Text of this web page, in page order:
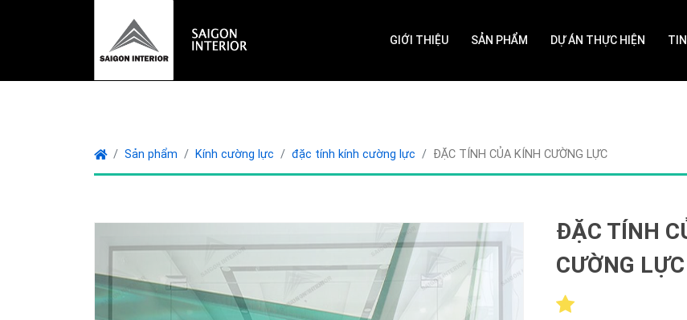
GIỚI THIỆU SẢN PHẨM DỰ ÁN THỰC HIỆN
Sản phẩm Kính cường lực đặc tính kính cường lực ĐẶC TÍNH CỦA KÍNH CƯỜNG LỰC
ĐẶC TÍNH
CƯỜNG LỰC